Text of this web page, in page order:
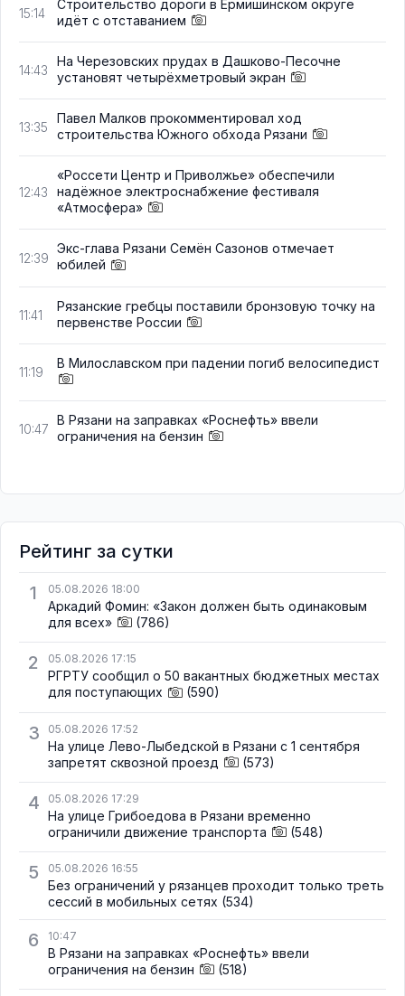
15:14
Строительство дороги в Ермишинском округе
идёт с отставанием
14:43
На Черезовских прудах в Дашково-Песочне
установят четырёхметровый экран
13:35
Павел Малков прокомментировал ход
строительства Южного обхода Рязани
12:43
«Россети Центр и Приволжье» обеспечили
надёжное электроснабжение фестиваля
«Атмосфера»
12:39
Экс-глава Рязани Семён Сазонов отмечает
юбилей
11:41
Рязанские гребцы поставили бронзовую точку на
первенстве России
11:19
В Милославском при падении погиб велосипедист
10:47
В Рязани на заправках «Роснефть» ввели
ограничения на бензин
Рейтинг за сутки
1
05.08.2026 18:00
Аркадий Фомин: «Закон должен быть одинаковым
для всех»
(786)
2 05.08.2026 17:15
РГРТУ сообщил о 50 вакантных бюджетных местах
для поступающих
(590)
3 05.08.2026 17:52
На улице Лево-Лыбедской в Рязани с 1 сентября
запретят сквозной проезд
(573)
4 05.08.2026 17:29
На улице Грибоедова в Рязани временно
ограничили движение транспорта
(548)
5 05.08.2026 16:55
Без ограничений у рязанцев проходит только треть
сессий в мобильных сетях (534)
6 10:47
В Рязани на заправках «Роснефть» ввели
ограничения на бензин
(518)